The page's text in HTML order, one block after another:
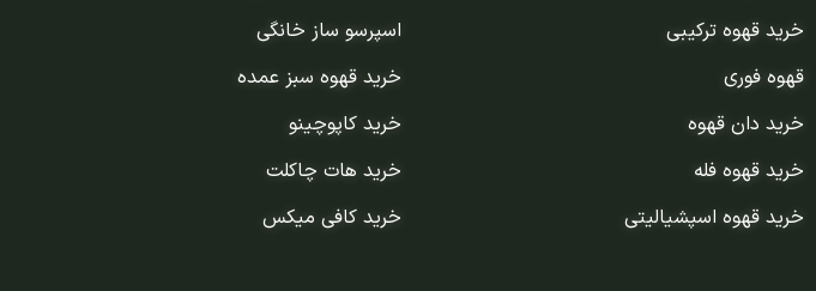
خرید قهوه ترکیبی
قهوه فوری
خرید دان قهوه
خرید قهوه فله
خرید قهوه اسپشیالیتی
اسپرسو ساز خانگی
خرید قهوه سبز عمده
خرید کاپوچینو
خرید هات چاکلت
خرید کافی میکس